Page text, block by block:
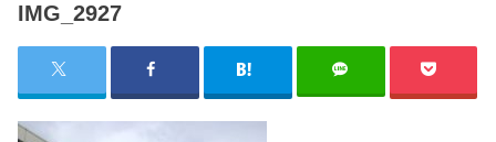
IMG_2927